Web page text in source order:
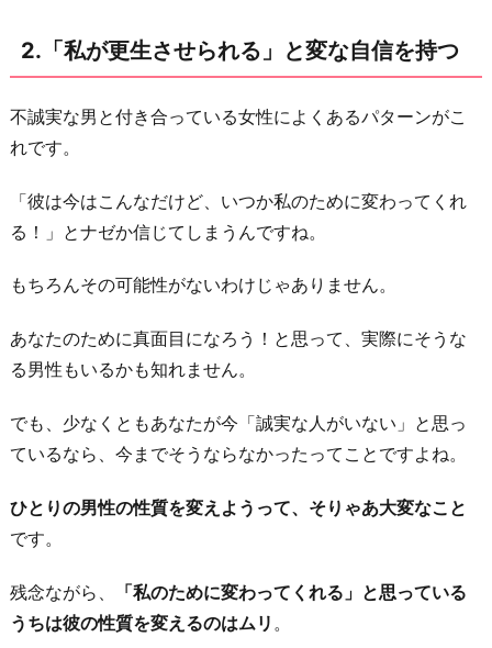
り
を
気
に
る
4.
口
を
叩
5.
「外
は
チ
ャ
ラ
2.「私が更生させられる」と変な自信を持つ
不誠実な男と付き合っている女性によくあるパターンがこ
れです。
「彼は今はこんなだけど、いつか私のために変わってくれ
る！」とナゼか信じてしまうんですね。
もちろんその可能性がないわけじゃありません。
あなたのために真面目になろう！と思って、実際にそうな
る男性もいるかも知れません。
でも、少なくともあなたが今「誠実な人がいない」と思っ
ているなら、今までそうならなかったってことですよね。
ひとりの男性の性質を変えようって、そりゃあ大変なこと
です。
残念ながら、
「私のために変わってくれる」と思っている
うちは彼の性質を変えるのはムリ 。